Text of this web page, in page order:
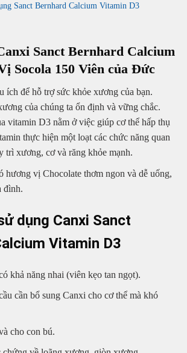
Sanct Bernhard Calcium Vitamin D3
Sanct Bernhard Calcium
Socola 150 Viên của Đức
ích để hỗ trợ sức khỏe xương của bạn.
của chúng ta ổn định và vững chắc.
vitamin D3 nằm ở việc giúp cơ thể hấp thụ
thực hiện một loạt các chức năng quan
trì xương, cơ và răng khỏe mạnh.
hương vị Chocolate thơm ngon và dễ uống,
đình.
dụng Canxi Sanct
Vitamin D3
khả năng nhai (viên kẹo tan ngọt).
cần bổ sung Canxi cho cơ thể mà khó
cho con bú.